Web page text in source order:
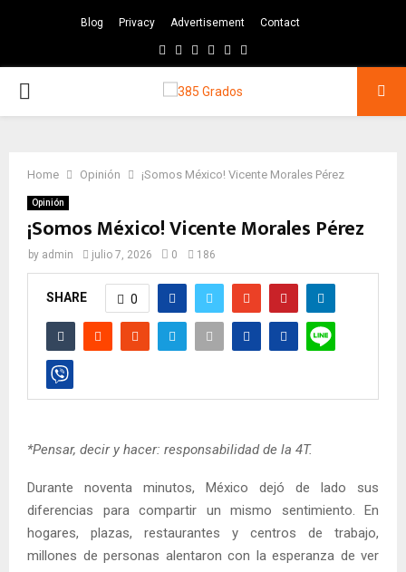
Blog Privacy Advertisement Contact
Facebook
TwitterInstagram
Pinterest
Google
PRIMARY
Home Opinión ¡Somos México! Vicente Morales Pérez
Opinión
¡Somos México! Vicente Morales Pérez
by admin julio 7, 2026 0 186
SHARE 0
*Pensar, decir y hacer: responsabilidad de la 4T.
Durante noventa minutos, México dejó de lado sus
diferencias para compartir un mismo sentimiento. En
hogares, plazas, restaurantes y centros de trabajo,
millones de personas alentaron con la esperanza de ver